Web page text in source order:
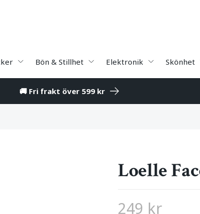
Bön & Stillhet Elektronik Skönhet
🚚 Fri frakt över 599 kr
Loelle
249 kr